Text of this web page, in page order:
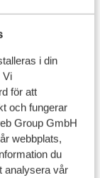
i din
Vi
för att
och fungerar
Group GmbH
webbplats,
du
analysera vår
(kostar
rinna av
och du har
så att du
med utsikt
till alla som
verkligen